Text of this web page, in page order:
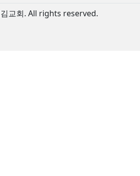
교회. All rights reserved.